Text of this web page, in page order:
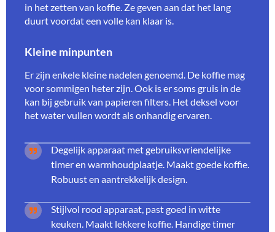
in het zetten van koffie. Ze geven aan dat het lang
duurt voordat een volle kan klaar is.
Kleine minpunten
Er zijn enkele kleine nadelen genoemd. De koffie mag
voor sommigen heter zijn. Ook is er soms gruis in de
kan bij gebruik van papieren filters. Het deksel voor
het water vullen wordt als onhandig ervaren.
Degelijk apparaat met gebruiksvriendelijke
timer en warmhoudplaatje. Maakt goede koffie.
Robuust en aantrekkelijk design.
Stijlvol rood apparaat, past goed in witte
keuken. Maakt lekkere koffie. Handige timer